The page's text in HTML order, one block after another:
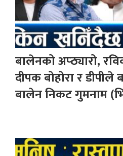
बालेनको अप्ठ्यारो,
दीपक बोहोरा र डीपीले
बालेन निकट गुमनाम